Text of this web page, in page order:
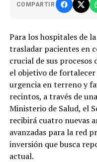
COMPARTIR
Para los hospitales de
trasladar pacientes en
crucial de sus procesos
el objetivo de
urgencia en terreno y
recintos, a través de
Ministerio de Salud, el
recibirá cuatro nuevas
avanzadas para la red
inversión que busca
actual.